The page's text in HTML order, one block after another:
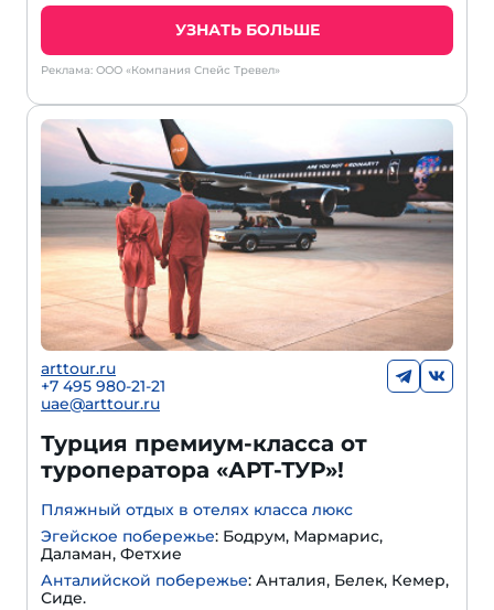
УЗНАТЬ БОЛЬШЕ
Реклама: ООО «Компания Спейс Тревел»
arttour.ru
+7 495 980-21-21
uae@arttour.ru
Турция премиум-класса от
туроператора «АРТ-ТУР»!
Пляжный отдых в отелях класса люкс
Эгейское побережье: Бодрум, Мармарис,
Даламан, Фетхие
Анталийской побережье: Анталия, Белек, Кемер,
Сиде.